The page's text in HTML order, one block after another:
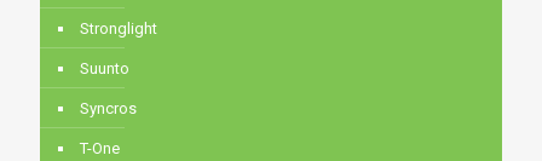
Stronglight
Suunto
Syncros
T-One